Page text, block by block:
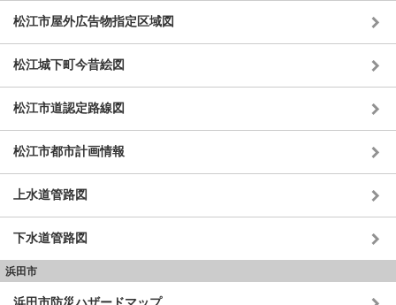
松江市屋外広告物指定区域図
松江城下町今昔絵図
松江市道認定路線図
松江市都市計画情報
上水道管路図
下水道管路図
浜田市